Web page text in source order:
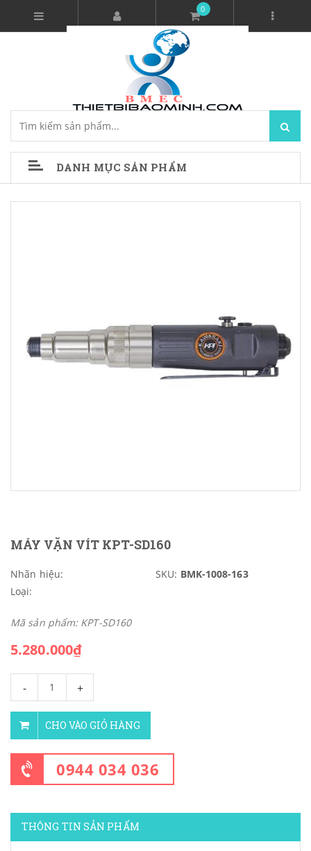
0
DANH MỤC SẢN PHẨM
MÁY VẶN VÍT KPT-SD160
Nhãn hiệu: SKU: BMK-1008-163
Loại:
Mã sản phẩm: KPT-SD160
5.280.000₫
- +
CHO VÀO GIỎ HÀNG
0944 034 036
THÔNG TIN SẢN PHẨM